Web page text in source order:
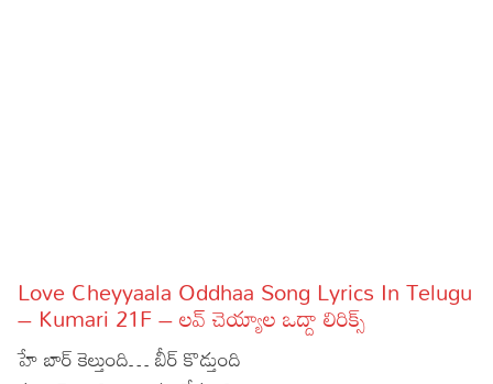
Articles
Facts
Love Cheyyaala Oddhaa Song Lyrics In Telugu
– Kumari 21F – లవ్ చెయ్యాల ఒద్దా లిరిక్స్
హే బార్ కెల్తుంది… బీర్ కొడ్తుంది